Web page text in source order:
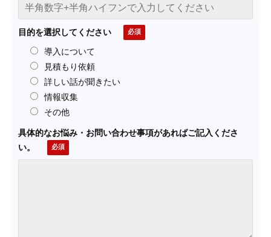
目的を選択してください
導入について
見積もり依頼
詳しい話が聞きたい
情報収集
その他
具体的なお悩み・お問い合わせ事項があればご記入くださ
い。